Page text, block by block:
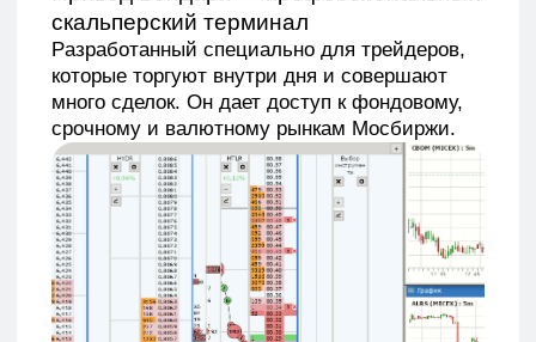
срочному и валютному рынкам Мосбиржи.